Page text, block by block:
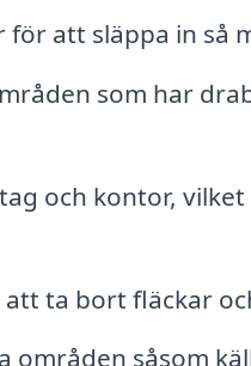
att släppa in så
som har
och kontor,
ta bort fläckar
områden såsom